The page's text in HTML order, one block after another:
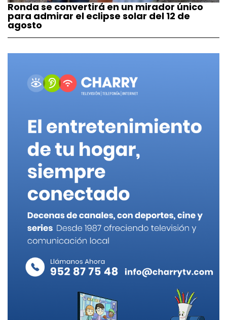
Ronda se convertirá en un mirador único
para admirar el eclipse solar del 12 de
agosto